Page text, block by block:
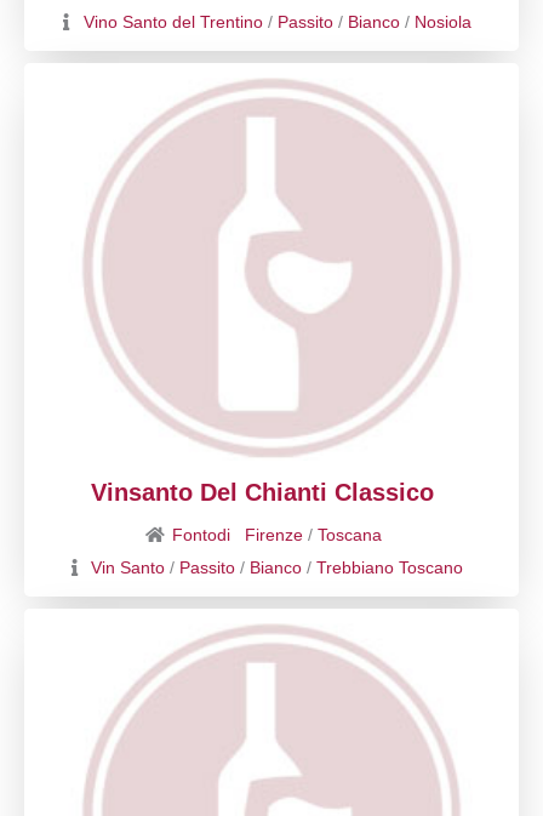
Vino Santo del Trentino/ Passito/ Bianco/ Nosiola
Vinsanto Del Chianti Classico
Fontodi Firenze / Toscana
Vin Santo / Passito / Bianco / Trebbiano Toscano